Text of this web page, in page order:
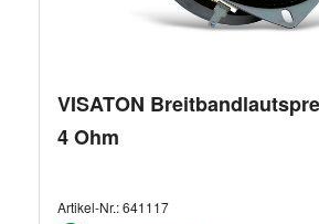
VISATON
4 Ohm
Artikel-Nr.:641117